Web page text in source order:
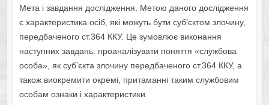
Мета і завдання дослідження. Метою даного дослідження
є характеристика осіб, які можуть бути суб’єктом злочину,
передбаченого ст.364 ККУ. Це зумовлює виконання
наступних завдань: проаналізувати поняття «службова
особа», як суб’єкта злочину передбаченого ст.364 ККУ, а
також виокремити окремі, притаманні таким службовим
особам ознаки і характеристики.